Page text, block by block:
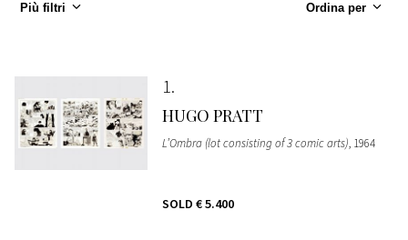
Più filtri Ordina per
1
HUGO PRATT
L’Ombra (lot consisting of 3 comic arts), 1964
SOLD € 5.400